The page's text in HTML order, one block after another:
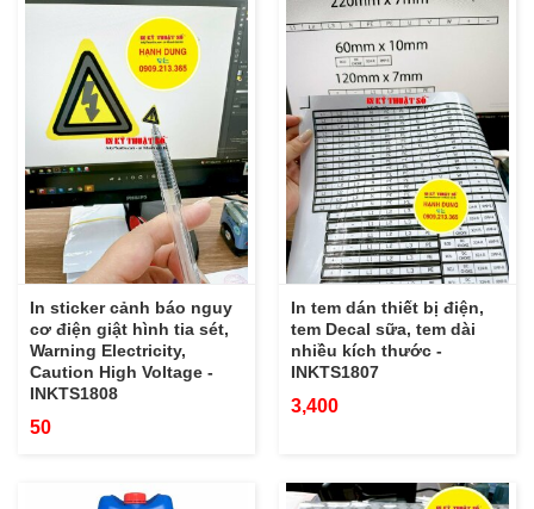
In sticker cảnh báo nguy
cơ điện giật hình tia sét,
Warning Electricity,
Caution High Voltage -
INKTS1808
50
In tem dán thiết bị điện,
tem Decal sữa, tem dài
nhiều kích thước -
INKTS1807
3,400